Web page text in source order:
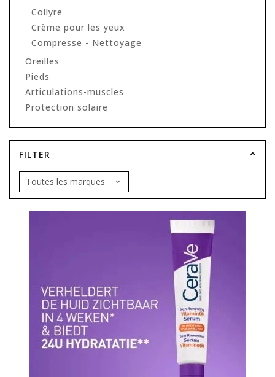
Collyre
Crème pour les yeux
Compresse - Nettoyage
Oreilles
Pieds
Articulations-muscles
Protection solaire
FILTER